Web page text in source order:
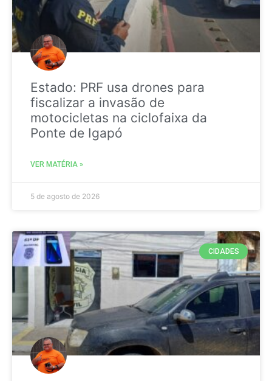
Estado: PRF usa drones para
fiscalizar a invasão de
motocicletas na ciclofaixa da
Ponte de Igapó
VER MATÉRIA »
5 de agosto de 2026
CIDADES